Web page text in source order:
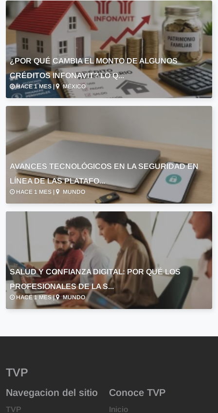
¿POR QUÉ CAMBIA EL MONTO DE ALGUNOS
CRÉDITOS INFONAVIT? LO Q...
HACE 1 MES | MÉXICO
AVANCES TECNOLÓGICOS EN LA SEGURIDAD EN
LÍNEA DE LAS PLATAFO...
HACE 1 MES | MUNDO
SALUD Y CONFIANZA DIGITAL: POR QUÉ LOS
PROFESIONALES DE LA S...
HACE 1 MES | MUNDO
TVP
Navegacion del sitio
TVP
Conoce TVP
Inicio